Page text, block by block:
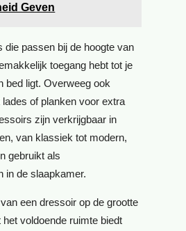
Geven
die passen bij de hoogte van
toegang hebt tot je
bed ligt. Overweeg ook
of planken voor extra
zijn verkrijgbaar in
van klassiek tot modern,
gebruikt als
in de slaapkamer.
een dressoir op de grootte
het voldoende ruimte biedt